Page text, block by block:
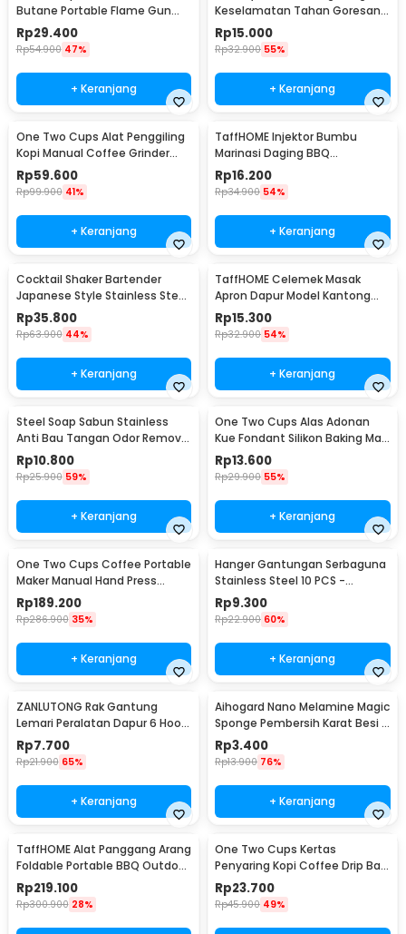
Butane Portable Flame Gun
Adjustable - 807
Rp29.400
Rp54.900 47%
+ Keranjang
Keselamatan Tahan Goresan
Pisau - EN388
Rp15.000
Rp32.900 55%
+ Keranjang
One Two Cups Alat Penggiling
Kopi Manual Coffee Grinder
Portable - WFCG9800
Rp59.600
Rp99.900 41%
+ Keranjang
TaffHOME Injektor Bumbu
Marinasi Daging BBQ
Seasoning Injector - HC117
Rp16.200
Rp34.900 54%
+ Keranjang
Cocktail Shaker Bartender
Japanese Style Stainless Steel
200ml
Rp35.800
Rp63.900 44%
+ Keranjang
TaffHOME Celemek Masak
Apron Dapur Model Kantong
Pola Spatula - JJ41
Rp15.300
Rp32.900 54%
+ Keranjang
Steel Soap Sabun Stainless
Anti Bau Tangan Odor Remove
- HW071
Rp10.800
Rp25.900 59%
+ Keranjang
One Two Cups Alas Adonan
Kue Fondant Silikon Baking Mat
Anti Slip - JJ3873
Rp13.600
Rp29.900 55%
+ Keranjang
One Two Cups Coffee Portable
Maker Manual Hand Press
Espresso 300ml - T35066
Rp189.200
Rp286.900 35%
+ Keranjang
Hanger Gantungan Serbaguna
Stainless Steel 10 PCS -
M127105
Rp9.300
Rp22.900 60%
+ Keranjang
ZANLUTONG Rak Gantung
Lemari Peralatan Dapur 6 Hook
Besi - 2137
Rp7.700
Rp21.900 65%
+ Keranjang
Aihogard Nano Melamine Magic
Sponge Pembersih Karat Besi -
CW62
Rp3.400
Rp13.900 76%
+ Keranjang
TaffHOME Alat Panggang Arang
Foldable Portable BBQ Outdoor
Grill Stove - HWSK77
Rp219.100
Rp300.900 28%
One Two Cups Kertas
Penyaring Kopi Coffee Drip Bag
Paper Filter 50PCS - T111
Rp23.700
Rp45.900 49%